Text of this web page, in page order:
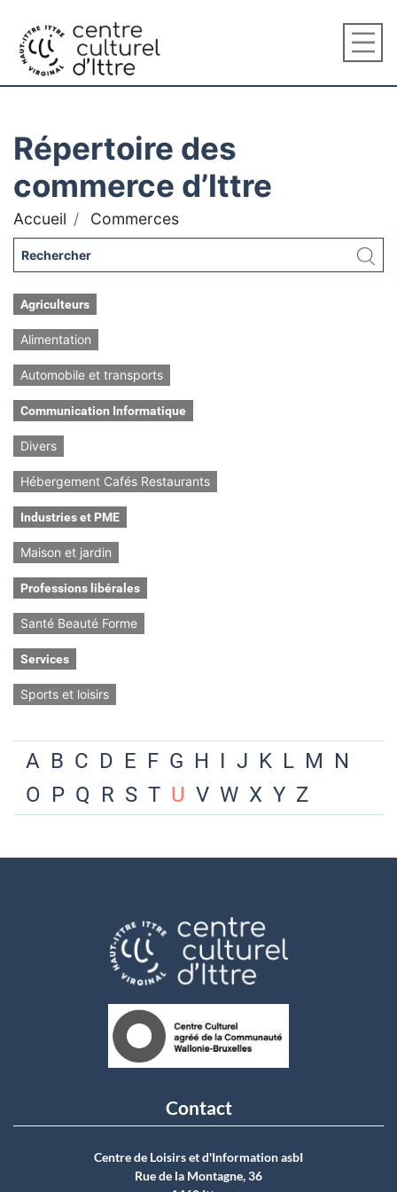
Répertoire des
commerce d’Ittre
Accueil Commerces
Agriculteurs
Alimentation
Automobile et transports
Communication Informatique
Divers
Hébergement Cafés Restaurants
Industries et PME
Maison et jardin
Professions libérales
Santé Beauté Forme
Services
Sports et loisirs
A B C D E F G H I J K L M N
O P Q R S T U V W X Y Z
Contact
Centre de Loisirs et d'Information asbI
Rue de la Montagne, 36